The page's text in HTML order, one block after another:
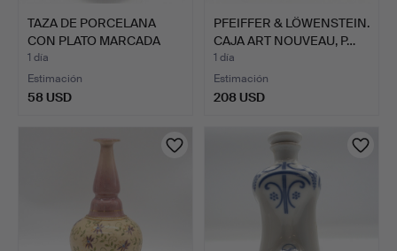
TAZA DE PORCELANA
CON PLATO MARCADA
CON CO…
1 día
Estimación
58 USD
PFEIFFER & LÖWENSTEIN.
CAJA ART NOUVEAU, P…
1 día
Estimación
208 USD